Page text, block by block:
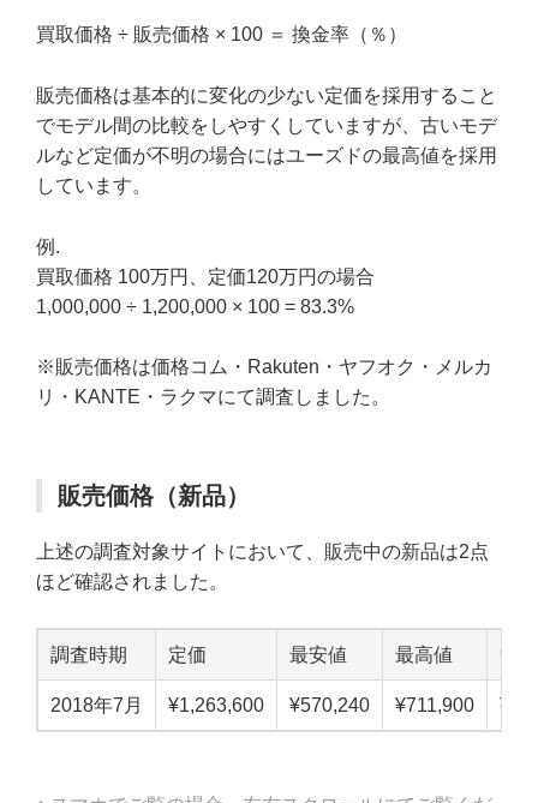
買取価格 ÷ 販売価格 × 100 ＝ 換金率（％）
販売価格は基本的に変化の少ない定価を採用すること
でモデル間の比較をしやすくしていますが、古いモデ
ルなど定価が不明の場合にはユーズドの最高値を採用
しています。
例.
買取価格 100万円、定価120万円の場合
1,000,000 ÷ 1,200,000 × 100 = 83.3%
※販売価格は価格コム・Rakuten・ヤフオク・メルカ
リ・KANTE・ラクマにて調査しました。
販売価格（新品）
上述の調査対象サイトにおいて、販売中の新品は2点
ほど確認されました。
調査時期 定価 最安値 最高値
2018年7月 ¥1,263,600 ¥570,240 ¥711,900